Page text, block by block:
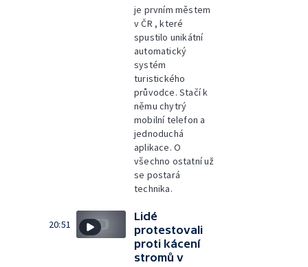
je prvním městem
v ČR , které
spustilo unikátní
automatický
systém
turistického
průvodce. Stačí k
němu chytrý
mobilní telefon a
jednoduchá
aplikace. O
všechno ostatní už
se postará
technika.
20:51
Lidé
protestovali
proti kácení
stromů v